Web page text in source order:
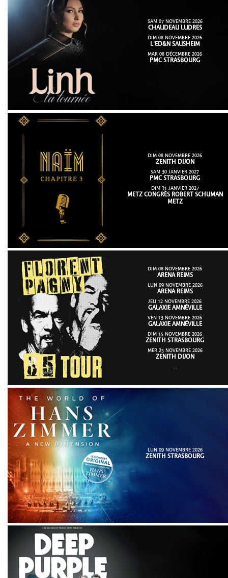
SAM 07 NOVEMBRE 2026
CHAUDEAU LUDRES
DIM 08 NOVEMBRE 2026
L'ED&N SAUSHEIM
MAR 08 DÉCEMBRE 2026
PMC STRASBOURG
DIM 08 NOVEMBRE 2026
ZENITH DIJON
SAM 30 JANVIER 2027
PMC STRASBOURG
DIM 31 JANVIER 2027
METZ CONGRÈS ROBERT SCHUMAN
METZ
DIM 08 NOVEMBRE 2026
ARENA REIMS
LUN 09 NOVEMBRE 2026
ARENA REIMS
JEU 12 NOVEMBRE 2026
GALAXIE AMNÉVILLE
VEN 13 NOVEMBRE 2026
GALAXIE AMNÉVILLE
DIM 15 NOVEMBRE 2026
ZENITH STRASBOURG
MER 25 NOVEMBRE 2026
ZENITH DIJON
...
LUN 09 NOVEMBRE 2026
ZENITH STRASBOURG